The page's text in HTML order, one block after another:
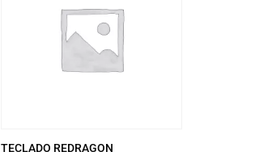
TECLADO REDRAGON